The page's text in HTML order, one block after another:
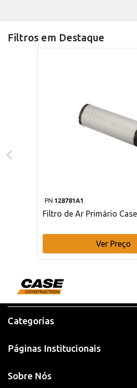
Filtros em Destaque
PN 128781A1
Filtro de Ar Primário Case
Ver Preço
Categorias
Páginas Institucionais
Sobre Nós